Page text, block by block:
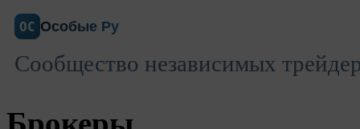
ОС Особые Ру
Сообщество независимых